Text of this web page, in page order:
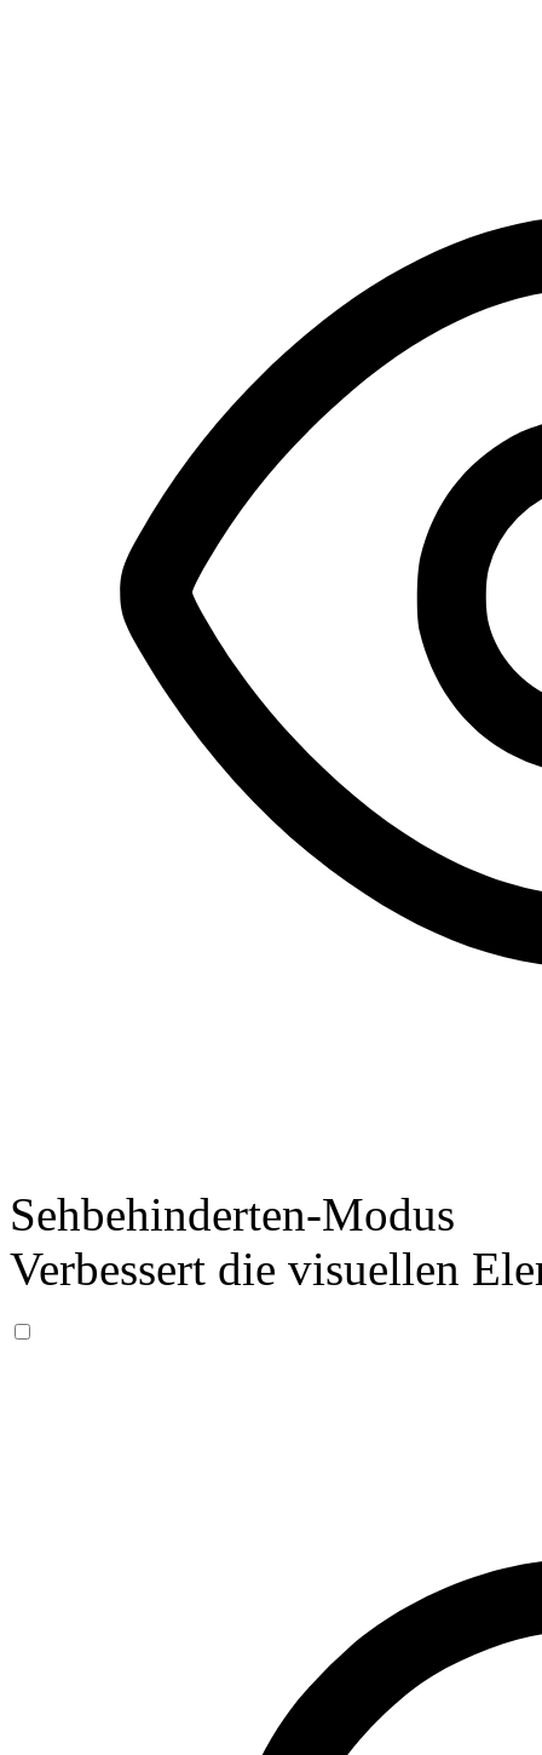
Sehbehinderten-Modus
Verbessert die visuellen